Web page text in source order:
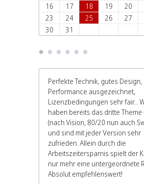
16
17 18 19 20
23
24 25 26 27
30
31
Perfekte Technik, gutes Design,
Performance ausgezeichnet,
Lizenzbedingungen sehr fair...
haben bereits das dritte
(nach Vision, 80/20 nun auch
und sind mit jeder Version sehr
zufrieden. Allein durch die
Arbeitszeitersparnis spielt der
nur mehr eine untergeordnete
Absolut empfehlenswert!